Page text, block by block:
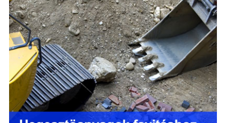
ELÉRHETŐSÉGEK